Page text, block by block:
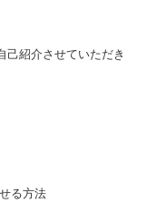
己紹介させていただき
る方法